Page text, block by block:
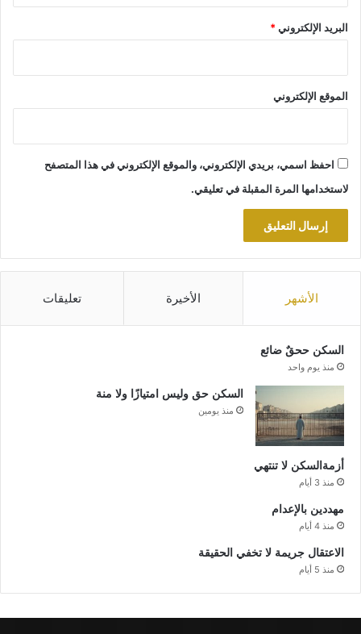
البريد الإلكتروني*
الموقع الإلكتروني
احفظ اسمي، بريدي الإلكتروني، والموقع الإلكتروني في هذا المتصفح
لاستخدامها المرة المقبلة في تعليقي.
الأشهر الأخيرة تعليقات
السكن ححقٌ ضائع
منذ يوم واحد
السكن حق وليس امتيازًا ولا منة
منذ يومين
أزمةالسكن لا تنتهي
منذ 3 أيام
مهددين بالإعدام
منذ 4 أيام
الاعتقال جريمة لا تخفي الحقيقة
منذ 5 أيام